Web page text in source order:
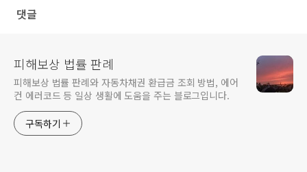
댓글
피해보상 법률 판례
피해보상 법률 판례와 자동차채권 환급금 조회 방법, 에어
컨 에러코드 등 일상 생활에 도움을 주는 블로그입니다.
구독하기